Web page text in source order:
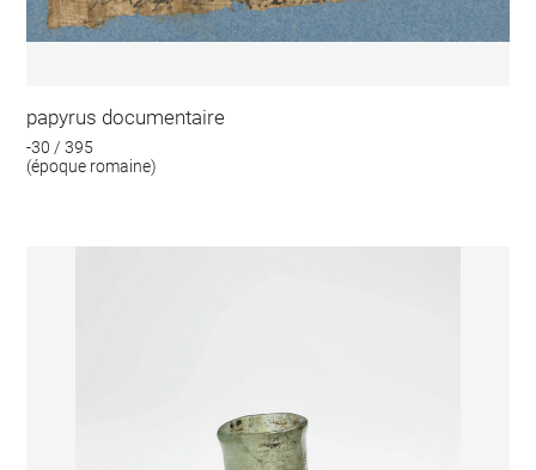
papyrus documentaire
-30 / 395
(époque romaine)